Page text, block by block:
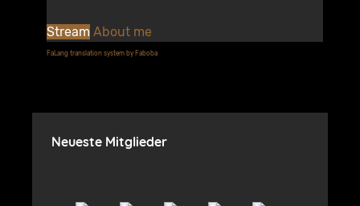
Stream About me
FaLang translation system by Faboba
Neueste Mitglieder